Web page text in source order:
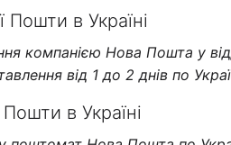
Пошти в Україні
компанією Нова Пошта у
від 1 до 2 днів по
в Україні